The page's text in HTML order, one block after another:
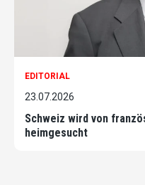
EDITORIAL
23.07.2026
Schweiz wird von
heimgesucht